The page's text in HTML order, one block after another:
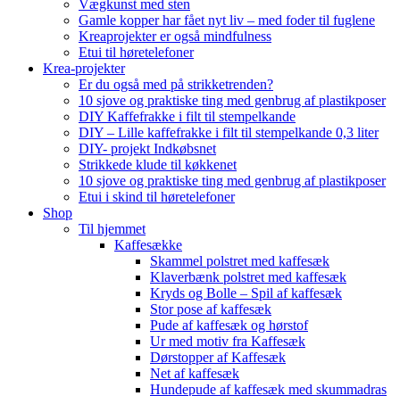
Vægkunst med sten
Gamle kopper har fået nyt liv – med foder til fuglene
Kreaprojekter er også mindfulness
Etui til høretelefoner
Krea-projekter
Er du også med på strikketrenden?
10 sjove og praktiske ting med genbrug af plastikposer
DIY Kaffefrakke i filt til stempelkande
DIY – Lille kaffefrakke i filt til stempelkande 0,3 liter
DIY- projekt Indkøbsnet
Strikkede klude til køkkenet
10 sjove og praktiske ting med genbrug af plastikposer
Etui i skind til høretelefoner
Shop
Til hjemmet
Kaffesække
Skammel polstret med kaffesæk
Klaverbænk polstret med kaffesæk
Kryds og Bolle – Spil af kaffesæk
Stor pose af kaffesæk
Pude af kaffesæk og hørstof
Ur med motiv fra Kaffesæk
Dørstopper af Kaffesæk
Net af kaffesæk
Hundepude af kaffesæk med skummadras